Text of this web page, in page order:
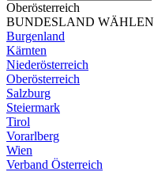
Oberösterreich
BUNDESLAND WÄHLEN
Burgenland
Kärnten
Niederösterreich
Oberösterreich
Salzburg
Steiermark
Tirol
Vorarlberg
Wien
Verband Österreich